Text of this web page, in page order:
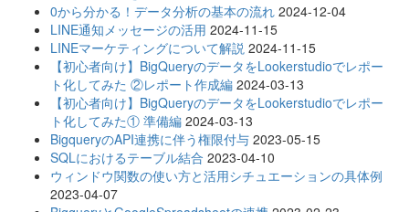
0から分かる！データ分析の基本の流れ 2024-12-04
LINE通知メッセージの活用 2024-11-15
LINEマーケティングについて解説 2024-11-15
【初心者向け】BigQueryのデータをLookerstudioでレポー
ト化してみた ②レポート作成編 2024-03-13
【初心者向け】BigQueryのデータをLookerstudioでレポー
ト化してみた① 準備編 2024-03-13
BigqueryのAPI連携に伴う権限付与 2023-05-15
SQLにおけるテーブル結合 2023-04-10
ウィンドウ関数の使い方と活用シチュエーションの具体例
2023-04-07